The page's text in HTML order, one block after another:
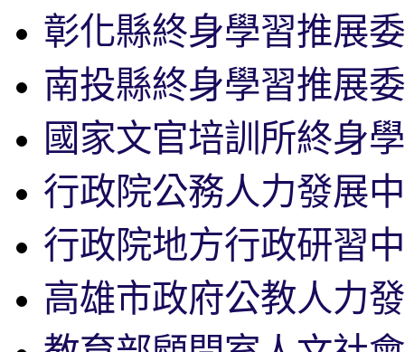
彰化縣終身學習推展
南投縣終身學習推展
國家文官培訓所終身
行政院公務人力發展
行政院地方行政研習
高雄市政府公教人力